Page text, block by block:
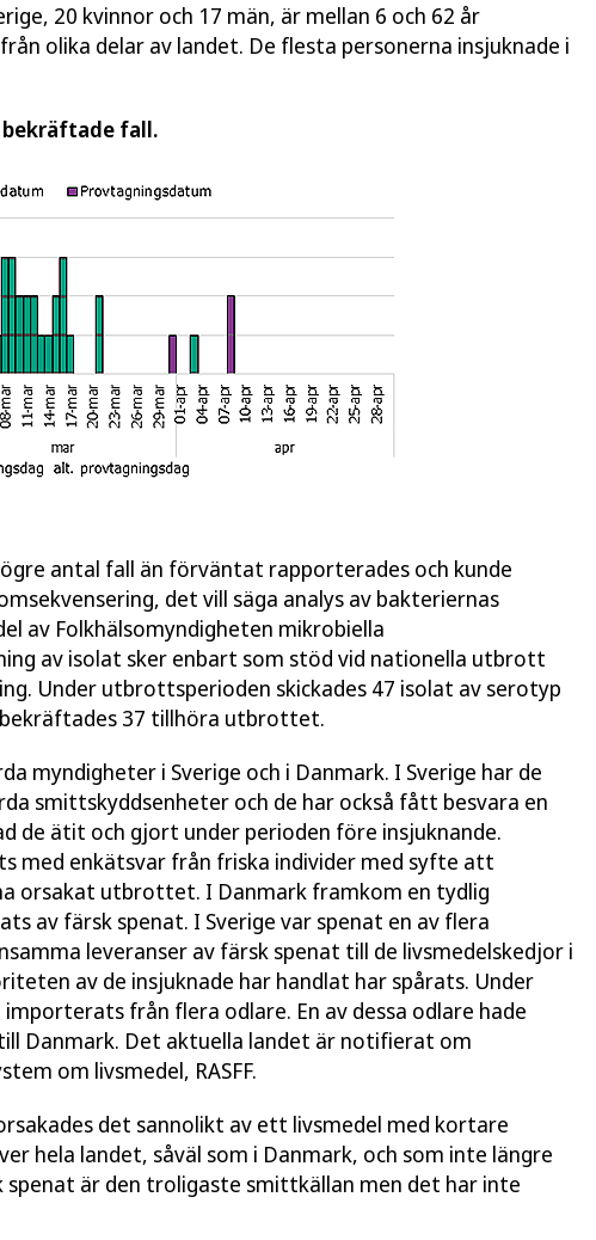
20 kvinnor och 17 män, är mellan 6 och 62 år
olika delar av landet. De flesta personerna insjuknade i
fall.
antal fall än förväntat rapporterades och kunde
det vill säga analys av bakteriernas
av Folkhälsomyndigheten mikrobiella
av isolat sker enbart som stöd vid nationella utbrott
Under utbrottsperioden skickades 47 isolat av serotyp
bekräftades 37 tillhöra utbrottet.
myndigheter i Sverige och i Danmark. I Sverige har de
smittskyddsenheter och de har också fått besvara en
de ätit och gjort under perioden före insjuknande.
med enkätsvar från friska individer med syfte att
orsakat utbrottet. I Danmark framkom en tydlig
av färsk spenat. I Sverige var spenat en av flera
leveranser av färsk spenat till de livsmedelskedjor i
av de insjuknade har handlat har spårats. Under
från flera odlare. En av dessa odlare hade
Danmark. Det aktuella landet är notifierat om
om livsmedel, RASFF.
det sannolikt av ett livsmedel med kortare
hela landet, såväl som i Danmark, och som inte längre
spenat är den troligaste smittkällan men det har inte